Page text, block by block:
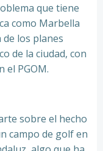
que tiene
como Marbella
los planes
de la ciudad, con
el PGOM.
sobre el hecho
campo de golf en